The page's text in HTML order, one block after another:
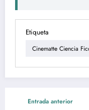
Etiqueta
Cinematte Ciencia
Entrada anterior